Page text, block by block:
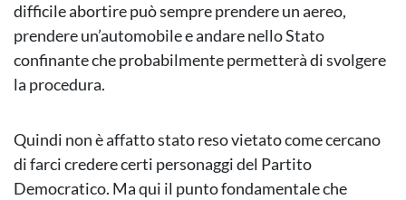
difficile abortire può sempre prendere un aereo,
prendere un’automobile e andare nello Stato
confinante che probabilmente permetterà di svolgere
la procedura.
Quindi non è affatto stato reso vietato come cercano
di farci credere certi personaggi del Partito
Democratico. Ma qui il punto fondamentale che